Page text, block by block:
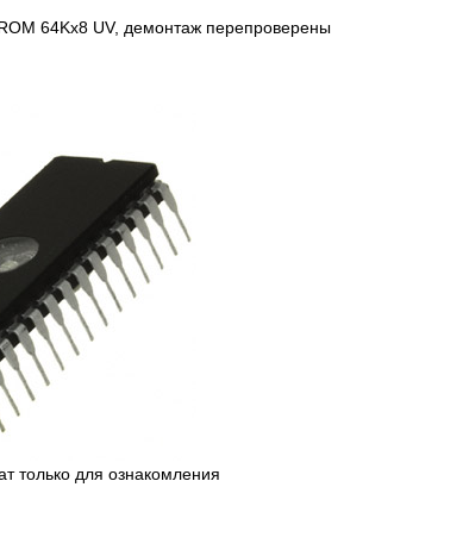
64Kx8 UV, демонтаж перепроверены
только для ознакомления